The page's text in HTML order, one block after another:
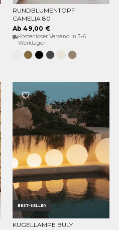
OPTIONEN WÄHLEN
RUNDBLUMENTOPF
CAMELIA 80
Ab 49,00 €
Kostenloser Versand in 3-6
Werktagen
WeissBronzeSchwarz
Anthrazit
Opak-
beige
Taupe
BEST-SELLER
OPTIONEN WÄHLEN
KUGELLAMPE BULY